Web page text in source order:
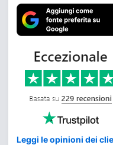
Leggi le opinioni dei